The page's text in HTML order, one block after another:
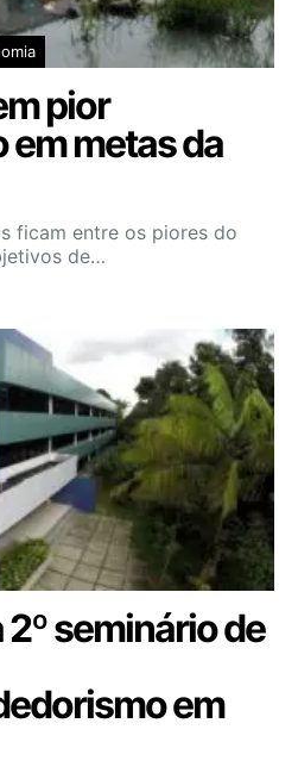
pior
metas da
ficam entre os piores do
de…
2º seminário de
em